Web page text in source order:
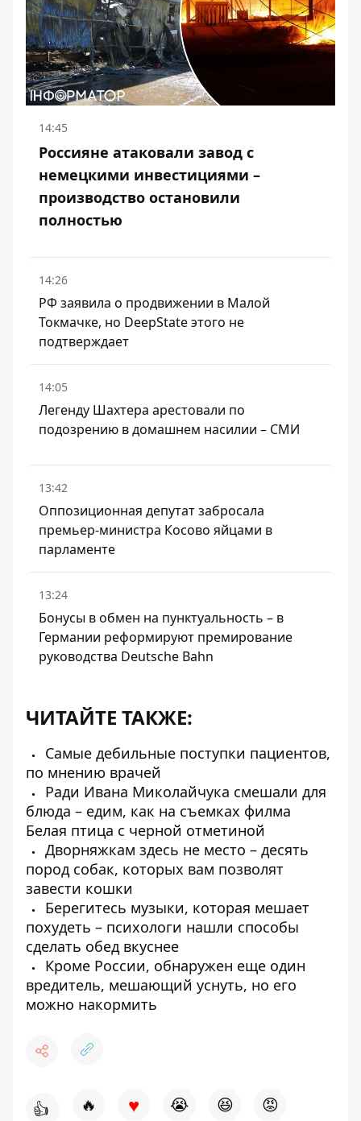
14:45
Россияне атаковали завод с
немецкими инвестициями –
производство остановили
полностью
14:26
РФ заявила о продвижении в Малой
Токмачке, но DeepState этого не
подтверждает
14:05
Легенду Шахтера арестовали по
подозрению в домашнем насилии – СМИ
13:42
Оппозиционная депутат забросала
премьер-министра Косово яйцами в
парламенте
13:24
Бонусы в обмен на пунктуальность – в
Германии реформируют премирование
руководства Deutsche Bahn
ЧИТАЙТЕ ТАКЖЕ:
Самые дебильные поступки пациентов,
по мнению врачей
Ради Ивана Миколайчука смешали для
блюда – едим, как на съемках филма
Белая птица с черной отметиной
Дворняжкам здесь не место – десять
пород собак, которых вам позволят
завести кошки
Берегитесь музыки, которая мешает
похудеть – психологи нашли способы
сделать обед вкуснее
Кроме России, обнаружен еще один
вредитель, мешающий уснуть, но его
можно накормить
👍 🔥 ♥ 😭 😆 😡